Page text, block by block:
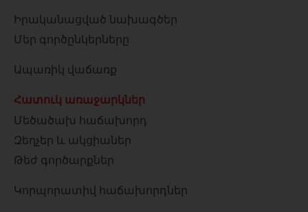
Իրականացված նախագծեր
Մեր գործընկերները
Ապառիկ վաճառք
Հատուկ առաջարկներ
Մեծածախ հաճախորդ
Զեղչեր և ակցիաներ
Թեժ գործարքներ
Կորպորատիվ հաճախորդներ